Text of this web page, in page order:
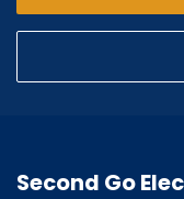
Second Go